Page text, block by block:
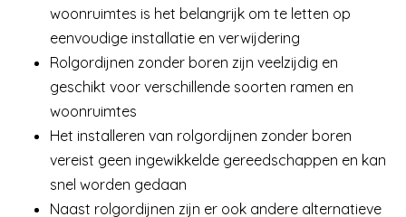
woonruimtes is het belangrijk om te letten op
eenvoudige installatie en verwijdering
Rolgordijnen zonder boren zijn veelzijdig en
geschikt voor verschillende soorten ramen en
woonruimtes
Het installeren van rolgordijnen zonder boren
vereist geen ingewikkelde gereedschappen en kan
snel worden gedaan
Naast rolgordijnen zijn er ook andere alternatieve